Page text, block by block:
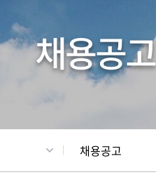
채용공고
채용공고